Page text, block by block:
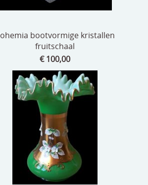
bootvormige kristallen
fruitschaal
€ 100,00